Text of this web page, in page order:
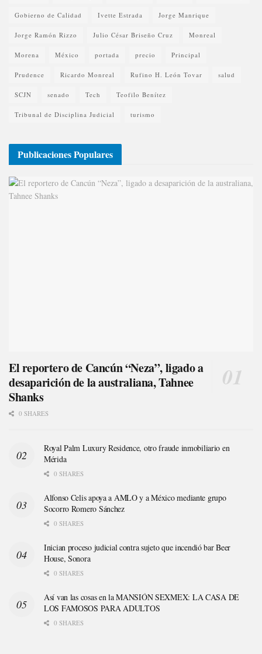
Gobierno de Calidad Ivette Estrada Jorge Manrique
Jorge Ramón Rizzo Julio César Briseño Cruz Monreal
Morena México portada precio Principal
Prudence Ricardo Monreal Rufino H. León Tovar salud
SCJN senado Tech Teofilo Benítez
Tribunal de Disciplina Judicial turismo
Publicaciones Populares
El reportero de Cancún “Neza”, ligado a
desaparición de la australiana, Tahnee
Shanks
0 SHARES
Royal Palm Luxury Residence, otro fraude inmobiliario en
Mérida
0 SHARES
Alfonso Celis apoya a AMLO y a México mediante grupo
Socorro Romero Sánchez
0 SHARES
Inician proceso judicial contra sujeto que incendió bar Beer
House, Sonora
0 SHARES
Así van las cosas en la MANSIÓN SEXMEX: LA CASA DE
LOS FAMOSOS PARA ADULTOS
0 SHARES